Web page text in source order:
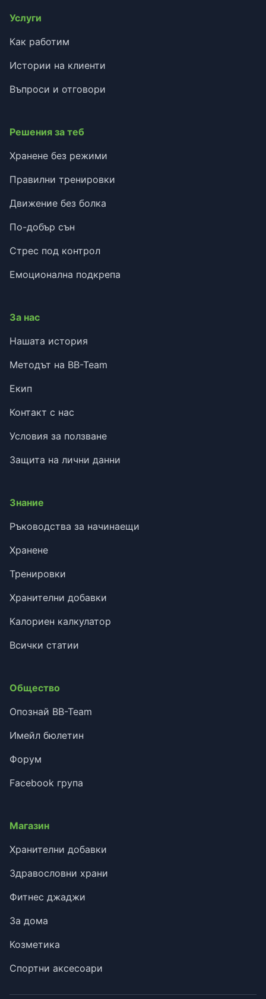
Услуги
Как работим
Истории на клиенти
Въпроси и отговори
Решения за теб
Хранене без режими
Правилни тренировки
Движение без болка
По-добър сън
Стрес под контрол
Емоционална подкрепа
За нас
Нашата история
Методът на BB-Team
Екип
Контакт с нас
Условия за ползване
Защита на лични данни
Знание
Ръководства за начинаещи
Хранене
Тренировки
Хранителни добавки
Калориен калкулатор
Всички статии
Общество
Опознай BB-Team
Имейл бюлетин
Форум
Facebook група
Магазин
Хранителни добавки
Здравословни храни
Фитнес джаджи
За дома
Козметика
Спортни аксесоари